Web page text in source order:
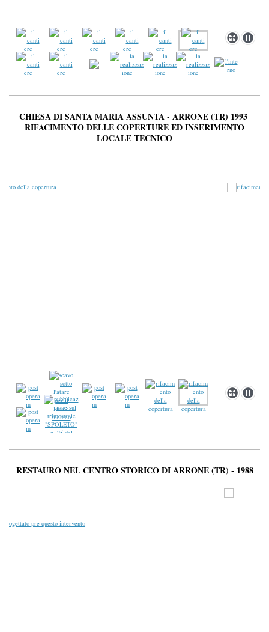
CHIESA DI SANTA MARIA ASSUNTA - ARRONE (TR) 1993
RIFACIMENTO DELLE COPERTURE ED INSERIMENTO
LOCALE TECNICO
RESTAURO NEL CENTRO STORICO DI ARRONE (TR) - 1988